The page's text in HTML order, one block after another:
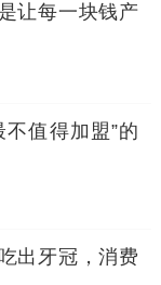
让每一块钱产
值得加盟”的
出牙冠，消费